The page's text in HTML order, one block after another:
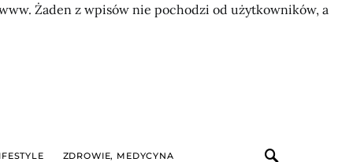
Żaden z wpisów nie pochodzi od użytkowników, a
ZDROWIE, MEDYCYNA